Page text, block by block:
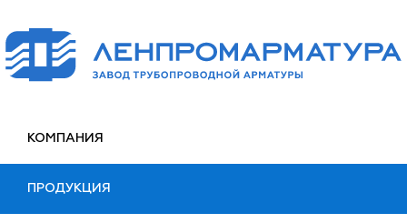
КОМПАНИЯ
ПРОДУКЦИЯ